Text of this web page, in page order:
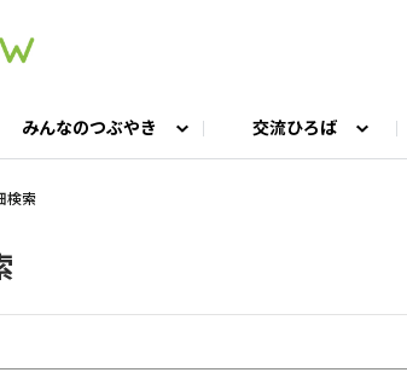
みんなの投稿
みんなのつぶやき 交流ひろば
会
検索